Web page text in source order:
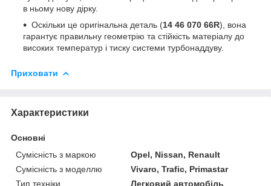
в ньому нову дірку.
Оскільки це оригінальна деталь (14 46 070 66R), вона
гарантує правильну геометрію та стійкість матеріалу до
високих температур і тиску системи турбонаддуву.
Приховати
Характеристики
Основні
Сумісність з маркою
Opel, Nissan, Renault
Сумісність з моделлю
Vivaro, Trafic, Primastar
Тип техніки
Легковий автомобіль